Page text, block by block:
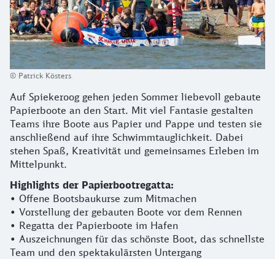
© Patrick Kösters
Auf Spiekeroog gehen jeden Sommer liebevoll gebaute
Papierboote an den Start. Mit viel Fantasie gestalten
Teams ihre Boote aus Papier und Pappe und testen sie
anschließend auf ihre Schwimmtauglichkeit. Dabei
stehen Spaß, Kreativität und gemeinsames Erleben im
Mittelpunkt.
Highlights der Papierbootregatta:
• Offene Bootsbaukurse zum Mitmachen
• Vorstellung der gebauten Boote vor dem Rennen
• Regatta der Papierboote im Hafen
• Auszeichnungen für das schönste Boot, das schnellste
Team und den spektakulärsten Untergang